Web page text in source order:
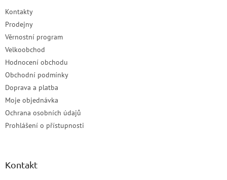
Kontakty
Prodejny
Věrnostní program
Velkoobchod
Hodnocení obchodu
Obchodní podmínky
Doprava a platba
Moje objednávka
Ochrana osobních údajů
Prohlášení o přístupnosti
Kontakt